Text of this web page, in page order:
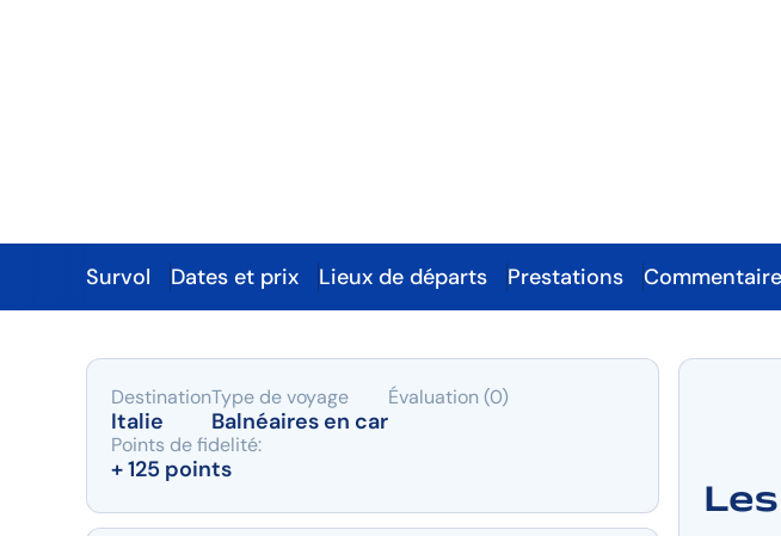
Survol Dates et prix Lieux de départs Prestations
Survol
Destination
Italie
Type de voyage
Balnéaires en car
Évaluation (0)
Points de fidelité:
+ 125 points